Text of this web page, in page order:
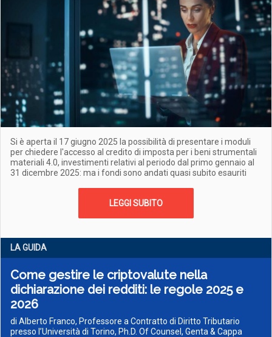
Si è aperta il 17 giugno 2025 la possibilità di presentare i moduli
per chiedere l'accesso al credito di imposta per i beni strumentali
materiali 4.0, investimenti relativi al periodo dal primo gennaio al
31 dicembre 2025: ma i fondi sono andati quasi subito esauriti
LEGGI SUBITO
LA GUIDA
Come gestire le criptovalute nella
dichiarazione dei redditi: le regole 2025 e
2026
di Alberto Franco, Professore a Contratto di Diritto Tributario
presso l’Università di Torino, Ph.D. Of Counsel, Genta & Cappa